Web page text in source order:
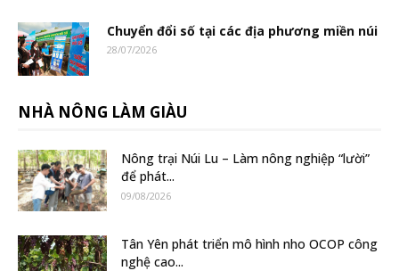
Chuyển đổi số tại các địa phương miền núi
28/07/2026
NHÀ NÔNG LÀM GIÀU
Nông trại Núi Lu – Làm nông nghiệp “lười”
để phát...
09/08/2026
Tân Yên phát triển mô hình nho OCOP công
nghệ cao...